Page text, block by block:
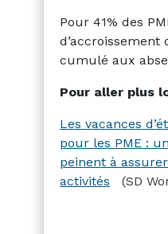
Pour 41% des
d’accroissement
cumulé aux
l’équipe se fait
appel à des
intérimaire ou
sont sollicités
interrogées. Ces
Pour aller plus
Les vacances
pour les PME :
peinent à
activités
(SD